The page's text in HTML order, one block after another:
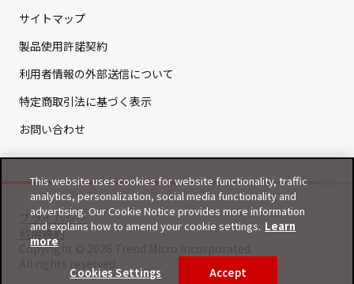
サイトマップ
製品使用許諾契約
利用者情報の外部送信について
特定商取引法に基づく表示
お問い合わせ
プライバシー
利用規約
Copyright © 2026 Trend Micro Incorporated.
This website uses cookies for website functionality, traffic
analytics, personalization, social media functionality and
advertising. Our Cookie Notice provides more information
and explains how to amend your cookie settings. Learn
more
Cookies Settings Accept